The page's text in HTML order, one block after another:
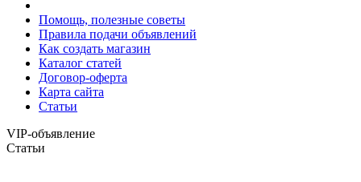
Помощь, полезные советы
Правила подачи объявлений
Как создать магазин
Каталог статей
Договор-оферта
Карта сайта
Статьи
VIP-объявление
Статьи